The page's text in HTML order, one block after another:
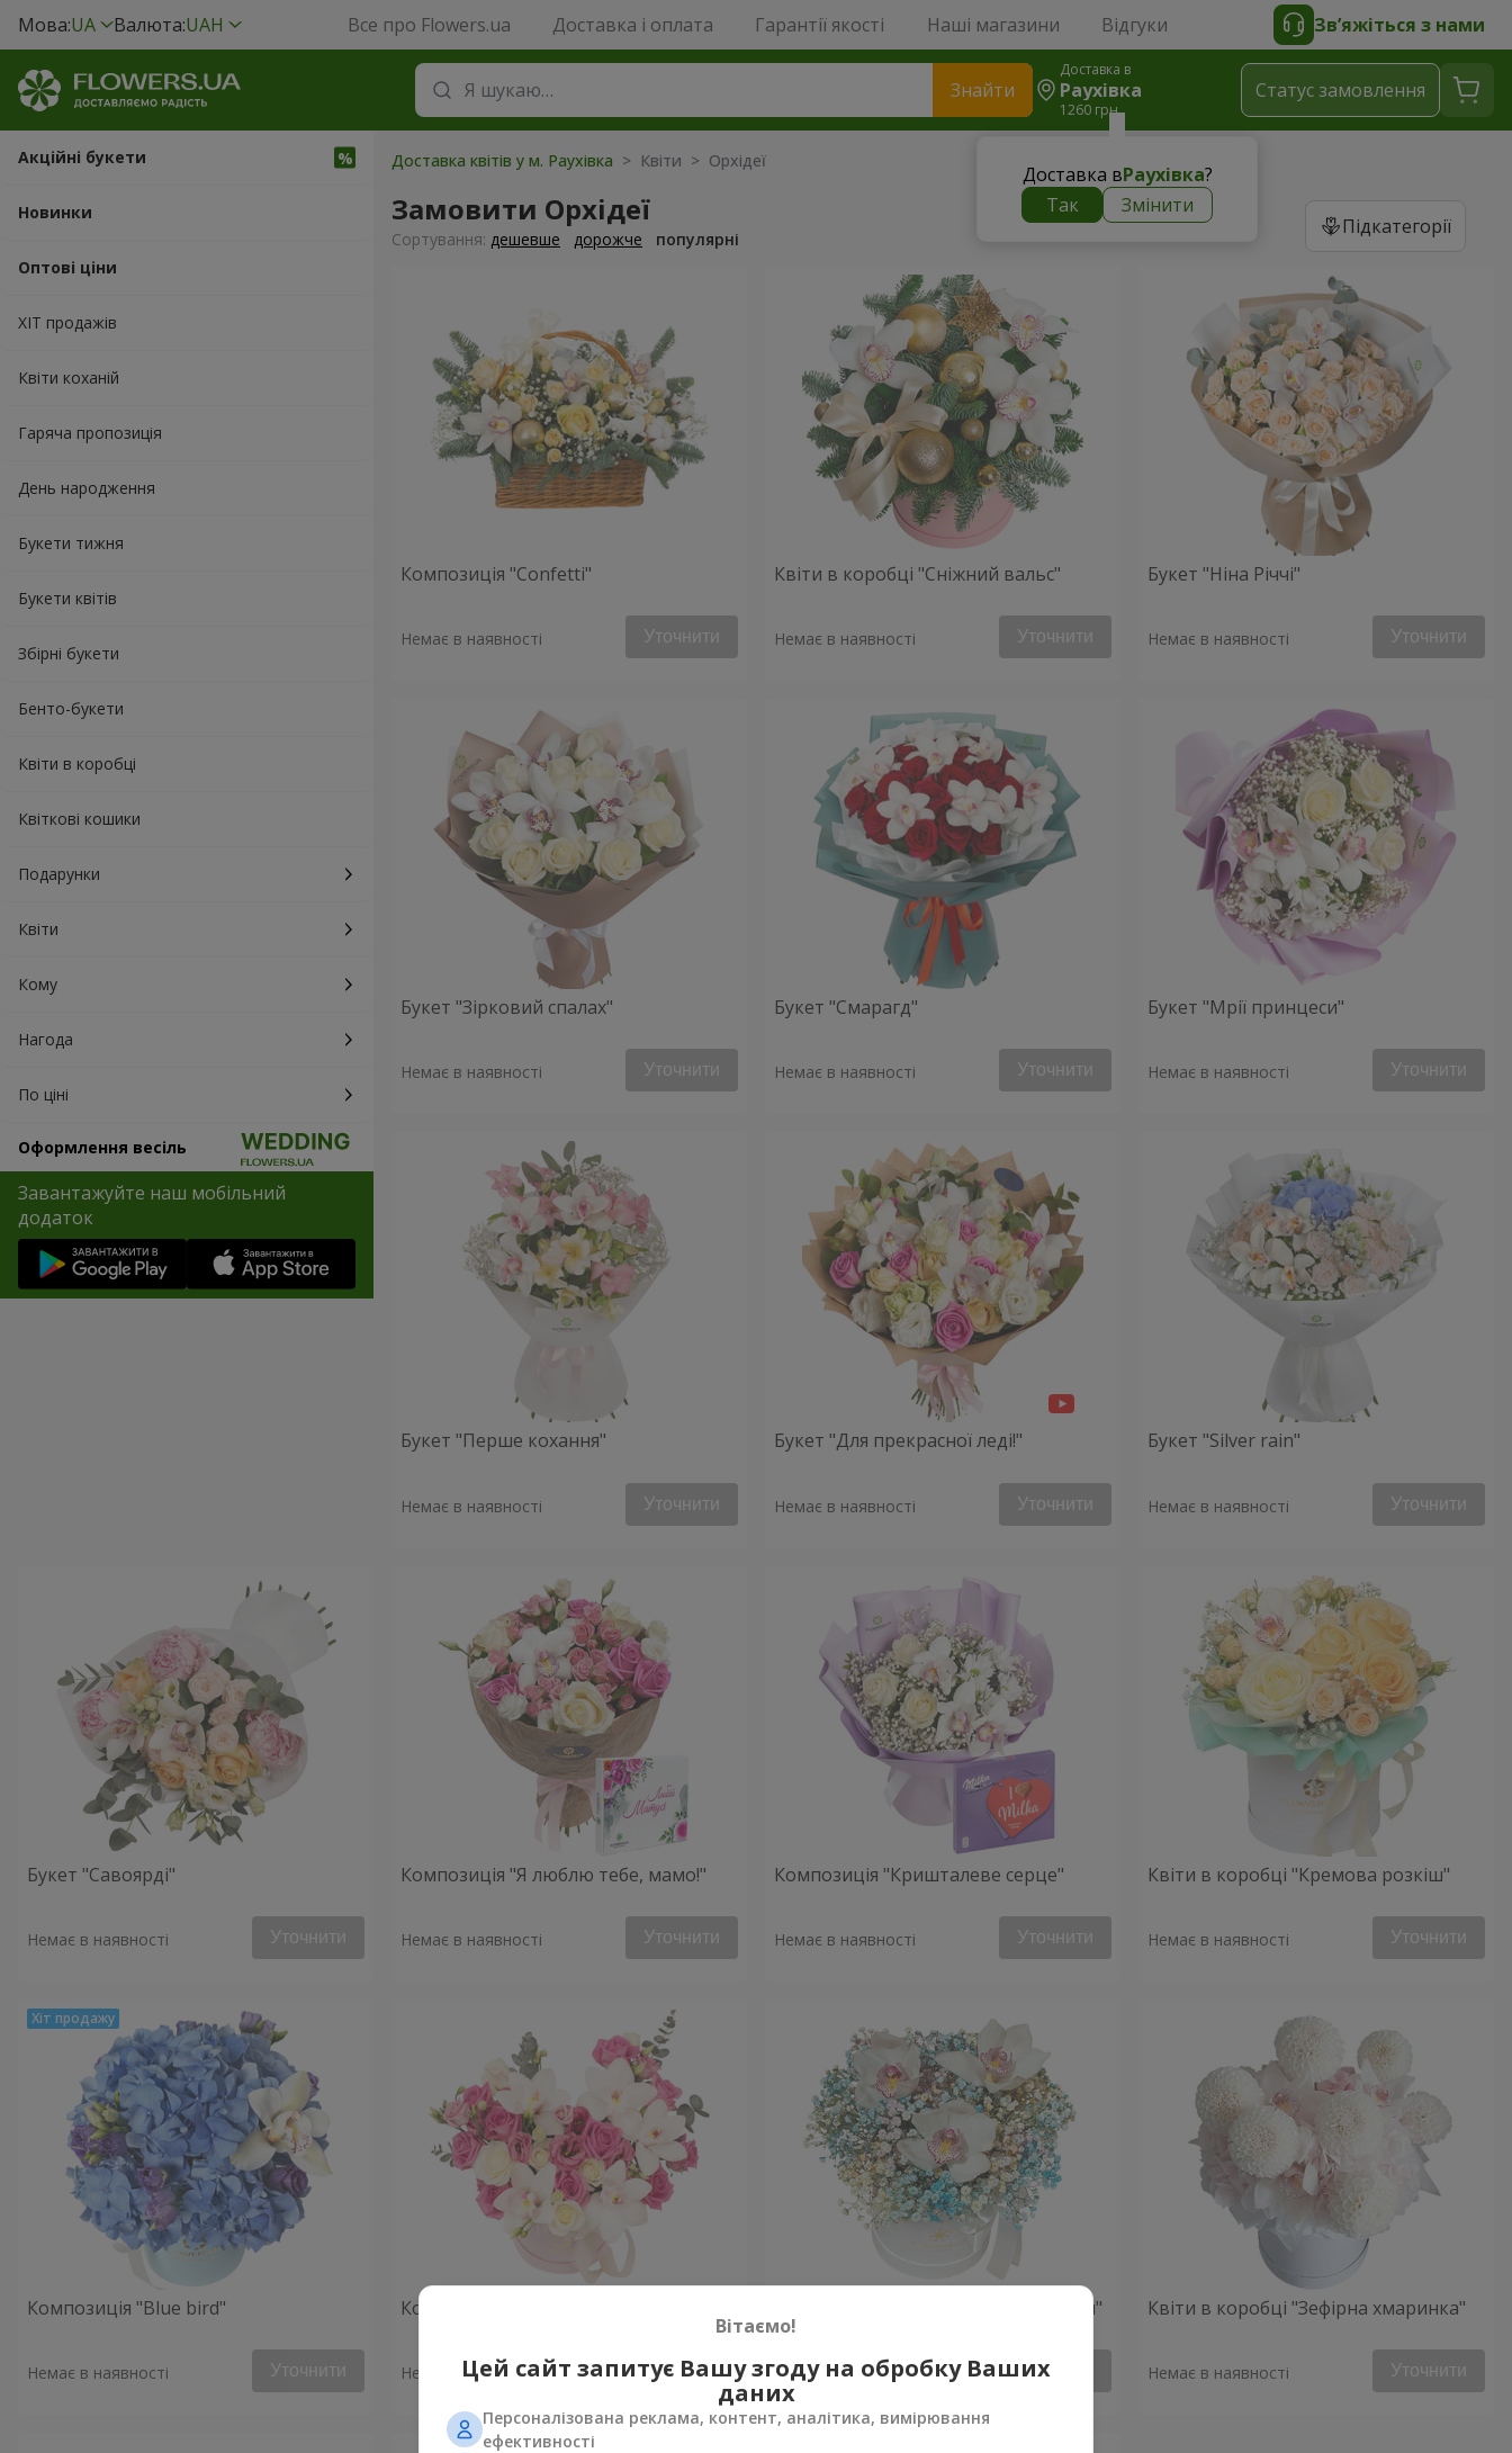
Мова:UA Валюта:UAH Все про Flowers.ua Доставка і оплата Гарантії якості Наші магазини Відгуки Зв’яжіться з нами
Знайти
Доставка в
Раухівка
1260 грн
Доставка вРаухівка?
Так
Змінити
Статус замовлення
Акційні букети
Новинки
Оптові ціни
ХІТ продажів
Квіти коханій
Гаряча пропозиція
День народження
Букети тижня
Букети квітів
Збірні букети
Бенто-букети
Квіти в коробці
Квіткові кошики
Подарунки
Квіти
Кому
Нагода
По ціні
Оформлення весіль
Завантажуйте наш мобільний
додаток
Доставка квітів у м. Раухівка > Квіти > Орхідеї
Замовити Орхідеї Підкатегорії
Сортування: дешевше дорожче популярні
Композиція "Confetti"
Немає в наявності Уточнити
Квіти в коробці "Сніжний вальс"
Немає в наявності Уточнити
Букет "Ніна Річчі"
Немає в наявності Уточнити
Букет "Зірковий спалах"
Немає в наявності Уточнити
Букет "Смарагд"
Немає в наявності Уточнити
Букет "Мрії принцеси"
Немає в наявності Уточнити
Букет "Перше кохання"
Немає в наявності Уточнити
Букет "Для прекрасної леді!"
Немає в наявності Уточнити
Букет "Silver rain"
Немає в наявності Уточнити
Букет "Савоярді"
Немає в наявності Уточнити
Композиція "Я люблю тебе, мамо!"
Немає в наявності Уточнити
Композиція "Кришталеве серце"
Немає в наявності Уточнити
Квіти в коробці "Кремова розкіш"
Немає в наявності Уточнити
Композиція "Blue bird"
Немає в наявності Уточнити
Композиція "Квітка Цісик"
Немає в наявності Уточнити
Квіти в коробці "Райдужний настрій"
Немає в наявності Уточнити
Квіти в коробці "Зефірна хмаринка"
Немає в наявності Уточнити
Вітаємо!
Цей сайт запитує Вашу згоду на обробку Ваших
даних
Персоналізована реклама, контент, аналітика, вимірювання
ефективності